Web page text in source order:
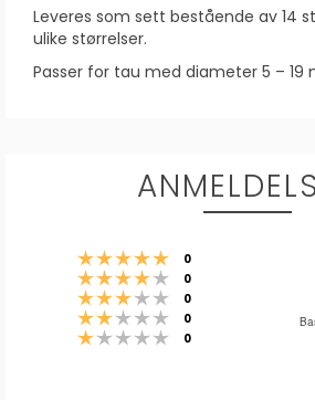
Leveres som sett bestående av 14
ulike størrelser.
Passer for tau med diameter 5 – 19
Karakter: 5 av 5
0
Karakter: 4 av 5
0
Karakter: 3 av 5
0
Karakter: 2 av 5
0
Karakter: 1 av 5
0